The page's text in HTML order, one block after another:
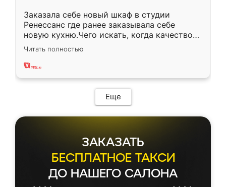
Заказала себе новый шкаф в студии
Ренессанс где ранее заказывала себе
новую кухню.Чего искать, когда качеством
вполне довольна. Служит кухня уже почти
два года, нареканий нет.
Читать полностью
Еще
ЗАКАЗАТЬ
БЕСПЛАТНОЕ ТАКСИ
ДО НАШЕГО САЛОНА